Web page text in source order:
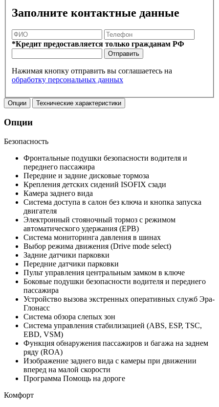
Заполните контактные данные
*Кредит предоставляется только гражданам РФ
Отправить
Нажимая кнопку отправить вы соглашаетесь на
обработку персональных данных
Опции Технические характеристики
Опции
Безопасность
Фронтальные подушки безопасности водителя и
переднего пассажира
Передние и задние дисковые тормоза
Крепления детских сидений ISOFIX сзади
Камера заднего вида
Система доступа в салон без ключа и кнопка запуска
двигателя
Электронный стояночный тормоз с режимом
автоматического удержания (EPB)
Система мониторинга давления в шинах
Выбор режима движения (Drive mode select)
Задние датчики парковки
Передние датчики парковки
Пульт управления центральным замком в ключе
Боковые подушки безопасности водителя и переднего
пассажира
Устройство вызова экстренных оперативных служб Эра-
Глонасс
Система обзора слепых зон
Система управления стабилизацией (ABS, ESP, TSC,
EBD, VSM)
Функция обнаружения пассажиров и багажа на заднем
ряду (ROA)
Изображение заднего вида с камеры при движении
вперед на малой скорости
Программа Помощь на дороге
Комфорт